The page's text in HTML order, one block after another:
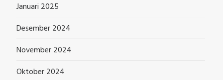
Januari 2025
Desember 2024
November 2024
Oktober 2024